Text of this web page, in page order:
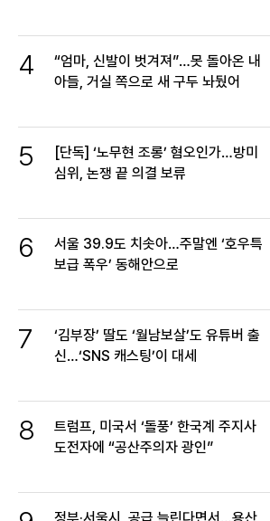
4
“엄마, 신발이 벗겨져”…못 돌아온 내
아들, 거실 쪽으로 새 구두 놔뒀어
5
[단독] ‘노무현 조롱’ 혐오인가…방미
심위, 논쟁 끝 의결 보류
6
서울 39.9도 치솟아…주말엔 ‘호우특
보급 폭우’ 동해안으로
7
‘김부장’ 딸도 ‘월남보살’도 유튜버 출
신…‘SNS 캐스팅’이 대세
8
트럼프, 미국서 ‘돌풍’ 한국계 주지사
도전자에 “공산주의자 광인”